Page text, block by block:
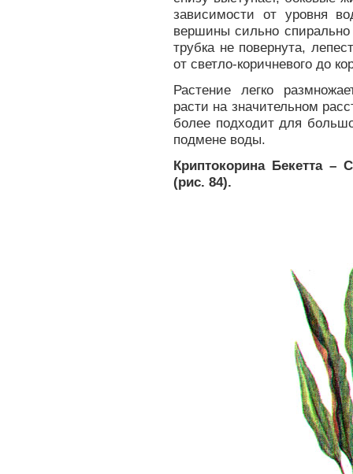
зависимости от уровня
вершины сильно
трубка не повернута,
от светло-коричневого до
Растение легко
расти на значительном
более подходит для
подмене воды.
Криптокорина Бекетта –
(рис. 84).